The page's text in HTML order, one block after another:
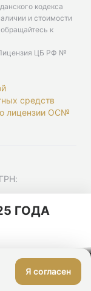
кодекса
и стоимости
к
ЦБ РФ №
средств
лицензии ОС№
Я согласен
ГОДА